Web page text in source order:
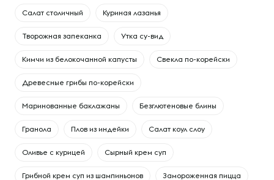
Салат столичный Куриная лазанья
Творожная запеканка Утка су-вид
Кимчи из белокочанной капусты Свекла по-корейски
Древесные грибы по-корейски
Маринованные баклажаны Безглютеновые блины
Гранола Плов из индейки Салат коул слоу
Оливье с курицей Сырный крем суп
Грибной крем суп из шампиньонов Замороженная пицца